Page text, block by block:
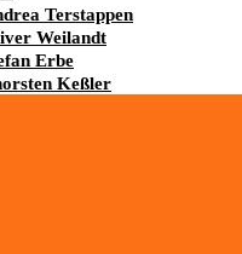
Terstappen
Weilandt
Erbe
Keßler